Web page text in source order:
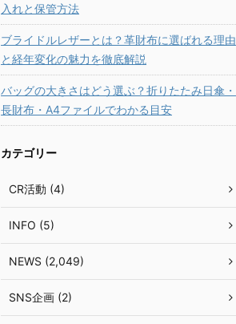
入れと保管方法
ブライドルレザーとは？革財布に選ばれる理由
と経年変化の魅力を徹底解説
バッグの大きさはどう選ぶ？折りたたみ日傘・
長財布・A4ファイルでわかる目安
カテゴリー
CR活動 (4)
INFO (5)
NEWS (2,049)
SNS企画 (2)